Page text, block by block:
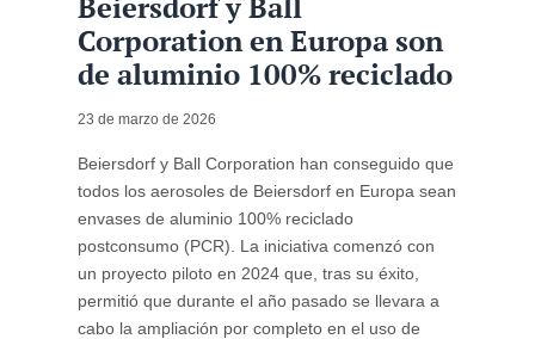
Corporation en Europa son
de aluminio 100% reciclado
23 de marzo de 2026
Beiersdorf y Ball Corporation han conseguido que
todos los aerosoles de Beiersdorf en Europa sean
envases de aluminio 100% reciclado
postconsumo (PCR). La iniciativa comenzó con
un proyecto piloto en 2024 que, tras su éxito,
permitió que durante el año pasado se llevara a
cabo la ampliación por completo en el uso de